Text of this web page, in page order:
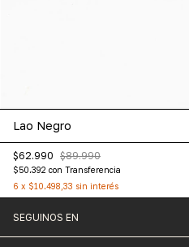
Lao Negro
$62.990 $89.990
$50.392 con Transferencia
6 x $10.498,33 sin interés
SEGUINOS EN